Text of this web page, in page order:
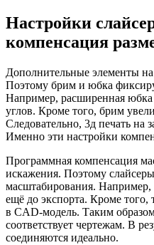
Настройки
компенсация
Дополнительные элементы
Поэтому брим и юбка
Например, расширенная
углов. Кроме того, брим
Следовательно, 3д печать на
Именно эти настройки
Программная компенсация
искажения. Поэтому
масштабирования.
ещё до экспорта. Кроме того,
в CAD-модель. Таким
соответствует чертежам. В
соединяются идеально.